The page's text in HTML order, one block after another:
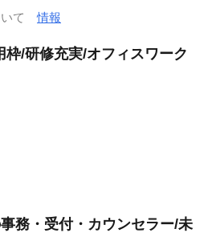
いて情報
枠/研修充実/オフィスワーク
務・受付・カウンセラー/未